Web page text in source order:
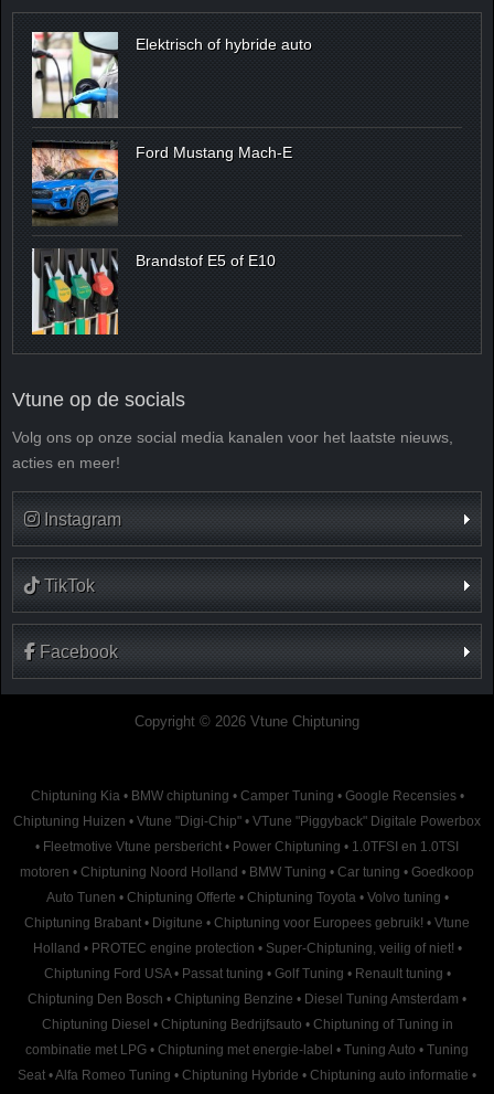
Elektrisch of hybride auto
Ford Mustang Mach-E
Brandstof E5 of E10
Vtune op de socials
Volg ons op onze social media kanalen voor het laatste nieuws,
acties en meer!
Instagram
TikTok
Facebook
Copyright © 2026 Vtune Chiptuning
Chiptuning Kia • BMW chiptuning • Camper Tuning • Google Recensies •
Chiptuning Huizen • Vtune "Digi-Chip" • VTune "Piggyback" Digitale Powerbox
• Fleetmotive Vtune persbericht • Power Chiptuning • 1.0TFSI en 1.0TSI
motoren • Chiptuning Noord Holland • BMW Tuning • Car tuning • Goedkoop
Auto Tunen • Chiptuning Offerte • Chiptuning Toyota • Volvo tuning •
Chiptuning Brabant • Digitune • Chiptuning voor Europees gebruik! • Vtune
Holland • PROTEC engine protection • Super-Chiptuning, veilig of niet! •
Chiptuning Ford USA • Passat tuning • Golf Tuning • Renault tuning •
Chiptuning Den Bosch • Chiptuning Benzine • Diesel Tuning Amsterdam •
Chiptuning Diesel • Chiptuning Bedrijfsauto • Chiptuning of Tuning in
combinatie met LPG • Chiptuning met energie-label • Tuning Auto • Tuning
Seat •Alfa Romeo Tuning • Chiptuning Hybride • Chiptuning auto informatie •